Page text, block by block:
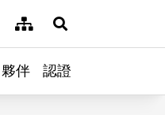
網站導覽展開搜尋
夥伴 認證